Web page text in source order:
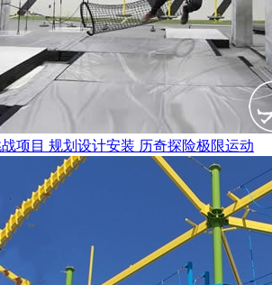
项目 规划设计安装 历奇探险极限运动